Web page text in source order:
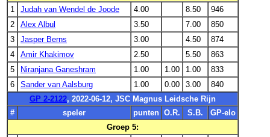
1
Judah van Wendel de Joode 4.00 8.50
946
2
Alex Albul 3.50 7.00
850
3
Jasper Berns 3.00 4.50
874
4
Amir Khakimov 2.50 5.50
863
5
Niranjana Ganeshram 1.00 1.00 1.00
833
6
Sander van Aalsburg 1.00 0.00 3.00
840
GP 2-2122, 2022-06-12, JSC Magnus Leidsche Rijn
#
speler punten O.R. S.B.
GP-elo
Groep 5: